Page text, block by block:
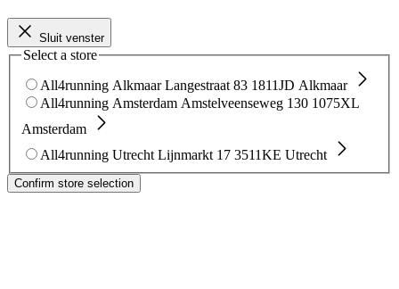
Sluit venster
Select a store
All4running Alkmaar Langestraat 83 1811JD Alkmaar
All4running Amsterdam Amstelveenseweg 130 1075XL
Amsterdam
All4running Utrecht Lijnmarkt 17 3511KE Utrecht
Confirm store selection